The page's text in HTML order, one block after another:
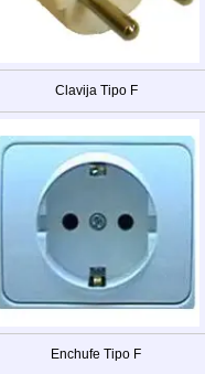
Clavija Tipo F
Enchufe Tipo F